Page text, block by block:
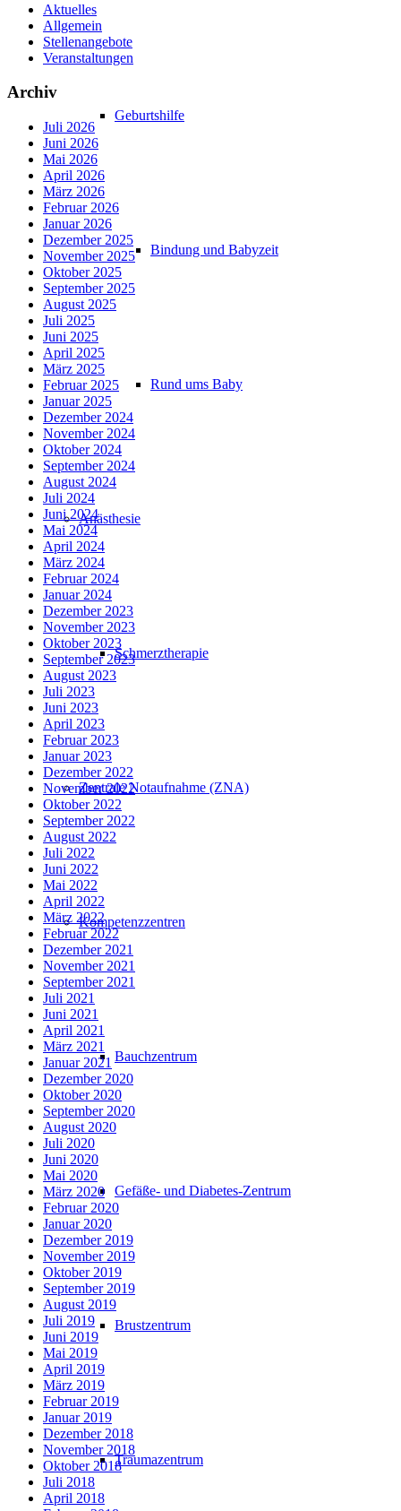
Geburtshilfe
Bindung und Babyzeit
Rund ums Baby
Anästhesie
Schmerztherapie
Zentrale Notaufnahme (ZNA)
Kompetenzzentren
Bauchzentrum
Gefäße- und Diabetes-Zentrum
Brustzentrum
Traumazentrum
Aktuelles
Allgemein
Stellenangebote
Veranstaltungen
Archiv
Juli 2026
Juni 2026
Mai 2026
April 2026
März 2026
Februar 2026
Januar 2026
Dezember 2025
November 2025
Oktober 2025
September 2025
August 2025
Juli 2025
Juni 2025
April 2025
März 2025
Februar 2025
Januar 2025
Dezember 2024
November 2024
Oktober 2024
September 2024
August 2024
Juli 2024
Juni 2024
Mai 2024
April 2024
März 2024
Februar 2024
Januar 2024
Dezember 2023
November 2023
Oktober 2023
September 2023
August 2023
Juli 2023
Juni 2023
April 2023
Februar 2023
Januar 2023
Dezember 2022
November 2022
Oktober 2022
September 2022
August 2022
Juli 2022
Juni 2022
Mai 2022
April 2022
März 2022
Februar 2022
Dezember 2021
November 2021
September 2021
Juli 2021
Juni 2021
April 2021
März 2021
Januar 2021
Dezember 2020
Oktober 2020
September 2020
August 2020
Juli 2020
Juni 2020
Mai 2020
März 2020
Februar 2020
Januar 2020
Dezember 2019
November 2019
Oktober 2019
September 2019
August 2019
Juli 2019
Juni 2019
Mai 2019
April 2019
März 2019
Februar 2019
Januar 2019
Dezember 2018
November 2018
Oktober 2018
Juli 2018
April 2018